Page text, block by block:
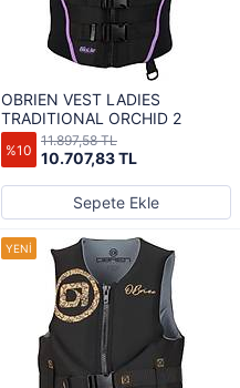
OBRIEN VEST LADIES
TRADITIONAL ORCHID 2
%10 10.707,83 TL
11.897,58 TL
Sepete Ekle